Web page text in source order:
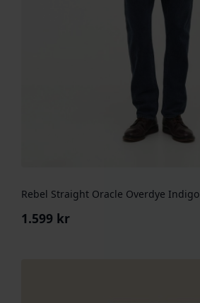
Rebel Straight Oracle Overdye Indigo
1.599 kr